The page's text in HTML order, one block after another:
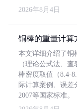
2026年8月4日
铜棒的重量计算
本文详细介绍了铜
（理论公式法、
棒密度取值（8.4-
际计算案例、误差
2007等国家标准。